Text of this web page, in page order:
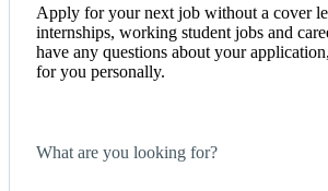
Apply for your next job without a cover
internships, working student jobs and
have any questions about your
for you personally.
What are you looking for?